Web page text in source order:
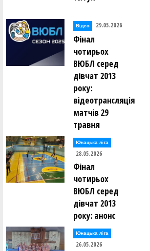
Відео 29.05.2026
Фінал
чотирьох
ВЮБЛ серед
дівчат 2013
року:
відеотрансляція
матчів 29
травня
Юнацька ліга
28.05.2026
Фінал
чотирьох
ВЮБЛ серед
дівчат 2013
року: анонс
Юнацька ліга
26.05.2026